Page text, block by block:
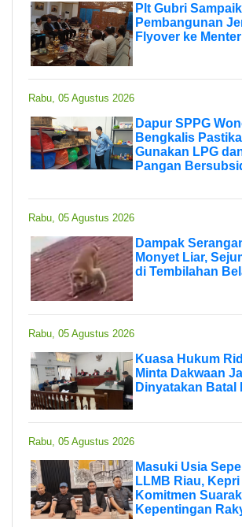
Plt Gubri
Pembangunan
Flyover ke
Rabu, 05 Agustus 2026
Dapur SPPG
Bengkalis
Gunakan LPG
Pangan
Rabu, 05 Agustus 2026
Dampak
Monyet Liar,
di Tembilahan
Rabu, 05 Agustus 2026
Kuasa Hukum
Minta Dakwaan
Dinyatakan Batal
Rabu, 05 Agustus 2026
Masuki Usia
LLMB Riau,
Komitmen
Kepentingan